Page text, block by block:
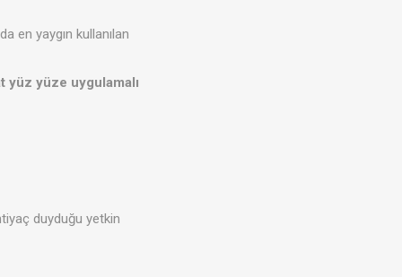
en yaygın kullanılan
yüz yüze uygulamalı
duyduğu yetkin